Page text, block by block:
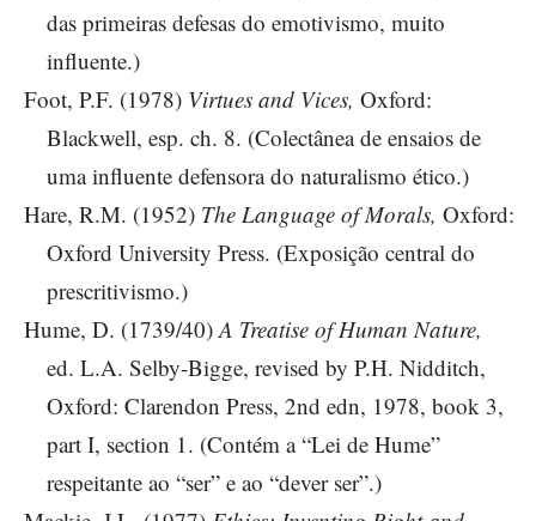
das primeiras defesas do emotivismo, muito
influente.)
Foot, P.F. (1978) Virtues and Vices, Oxford:
Blackwell, esp. ch. 8. (Colectânea de ensaios de
uma influente defensora do naturalismo ético.)
Hare, R.M. (1952) The Language of Morals, Oxford:
Oxford University Press. (Exposição central do
prescritivismo.)
Hume, D. (1739/40) A Treatise of Human Nature,
ed. L.A. Selby-Bigge, revised by P.H. Nidditch,
Oxford: Clarendon Press, 2nd edn, 1978, book 3,
part I, section 1. (Contém a “Lei de Hume”
respeitante ao “ser” e ao “dever ser”.)